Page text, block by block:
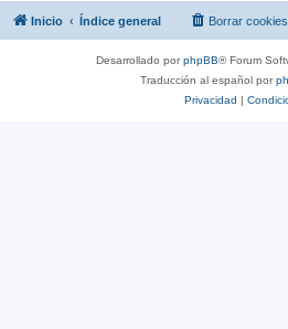
Inicio Índice general Borrar cookies
Desarrollado porphpBB® Forum
Traducción al español por
Privacidad |